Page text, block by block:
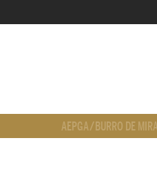
AEPGA/ BURRO DE